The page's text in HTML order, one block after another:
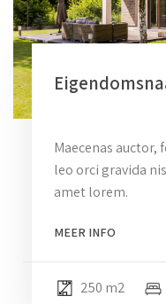
Maecenas
leo orci gravida
amet lorem.
MEER INFO
250 m2